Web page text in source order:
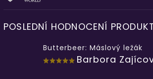
POSLEDNÍ HODNOCENÍ
Butterbeer: Máslový ležák
Barbora